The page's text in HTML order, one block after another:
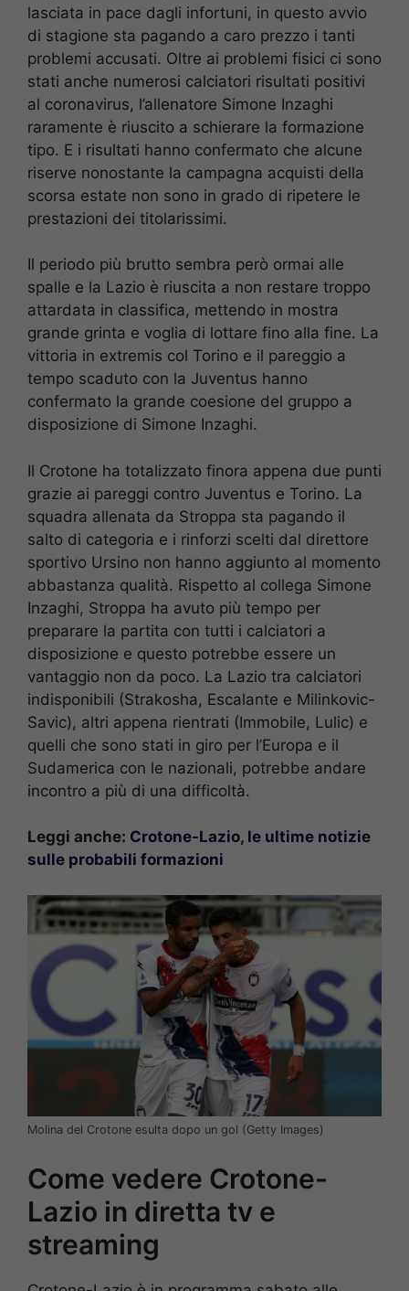
lasciata in pace dagli infortuni, in questo avvio
di stagione sta pagando a caro prezzo i tanti
problemi accusati. Oltre ai problemi fisici ci sono
stati anche numerosi calciatori risultati positivi
al coronavirus, l’allenatore Simone Inzaghi
raramente è riuscito a schierare la formazione
tipo. E i risultati hanno confermato che alcune
riserve nonostante la campagna acquisti della
scorsa estate non sono in grado di ripetere le
prestazioni dei titolarissimi.
Il periodo più brutto sembra però ormai alle
spalle e la Lazio è riuscita a non restare troppo
attardata in classifica, mettendo in mostra
grande grinta e voglia di lottare fino alla fine. La
vittoria in extremis col Torino e il pareggio a
tempo scaduto con la Juventus hanno
confermato la grande coesione del gruppo a
disposizione di Simone Inzaghi.
Il Crotone ha totalizzato finora appena due punti
grazie ai pareggi contro Juventus e Torino. La
squadra allenata da Stroppa sta pagando il
salto di categoria e i rinforzi scelti dal direttore
sportivo Ursino non hanno aggiunto al momento
abbastanza qualità. Rispetto al collega Simone
Inzaghi, Stroppa ha avuto più tempo per
preparare la partita con tutti i calciatori a
disposizione e questo potrebbe essere un
vantaggio non da poco. La Lazio tra calciatori
indisponibili (Strakosha, Escalante e Milinkovic-
Savic), altri appena rientrati (Immobile, Lulic) e
quelli che sono stati in giro per l’Europa e il
Sudamerica con le nazionali, potrebbe andare
incontro a più di una difficoltà.
Leggi anche: Crotone-Lazio, le ultime notizie
sulle probabili formazioni
Molina del Crotone esulta dopo un gol (Getty Images)
Come vedere Crotone-
Lazio in diretta tv e
streaming